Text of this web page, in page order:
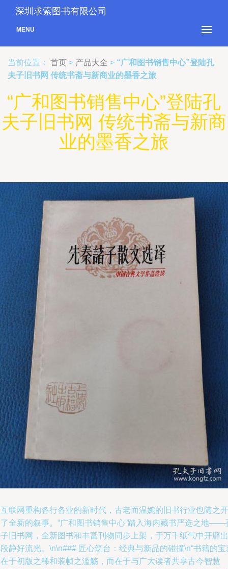
深圳求索图书有限公司
MENU
当前位置： 首页 > 产品大全 > “广和图书销售中心”登陆孔
夫子旧书网 传统书斋与新商业的墨香之旅
“广和图书销售中心”登陆孔
夫子旧书网 传统书斋与新商
业的墨香之旅
联网重构各行各业的新时代，古老而温婉的旧书行业也随之开
全新的叙事。“广和图书销售中心”踏入海内藏书严选之地——
旧书网，全新图书和丰富刊物同步上架，于万千纸气中开辟出
静好流光。\n\n### 匠心筑台：经典与新品的碰撞\n“书籍的宝
于初版之稀和装帧之滥觞，而在于与广大读者共享古今智慧